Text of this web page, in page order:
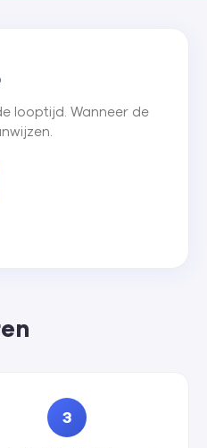
looptijd. Wanneer de
3